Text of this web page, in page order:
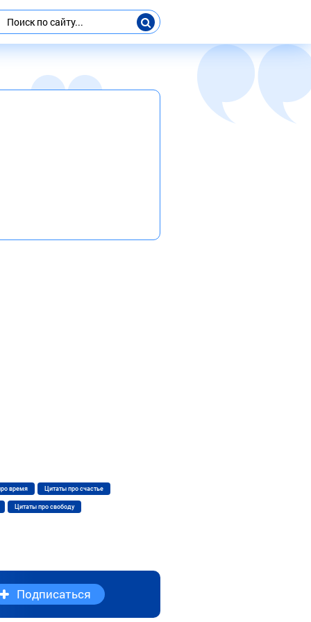
время Цитаты про счастье
Цитаты про свободу
Подписаться